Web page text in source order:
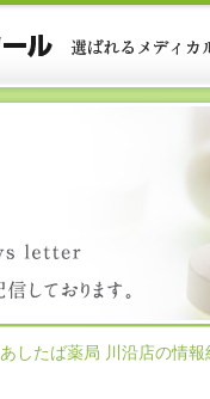
あしたば薬局 川沿店の情